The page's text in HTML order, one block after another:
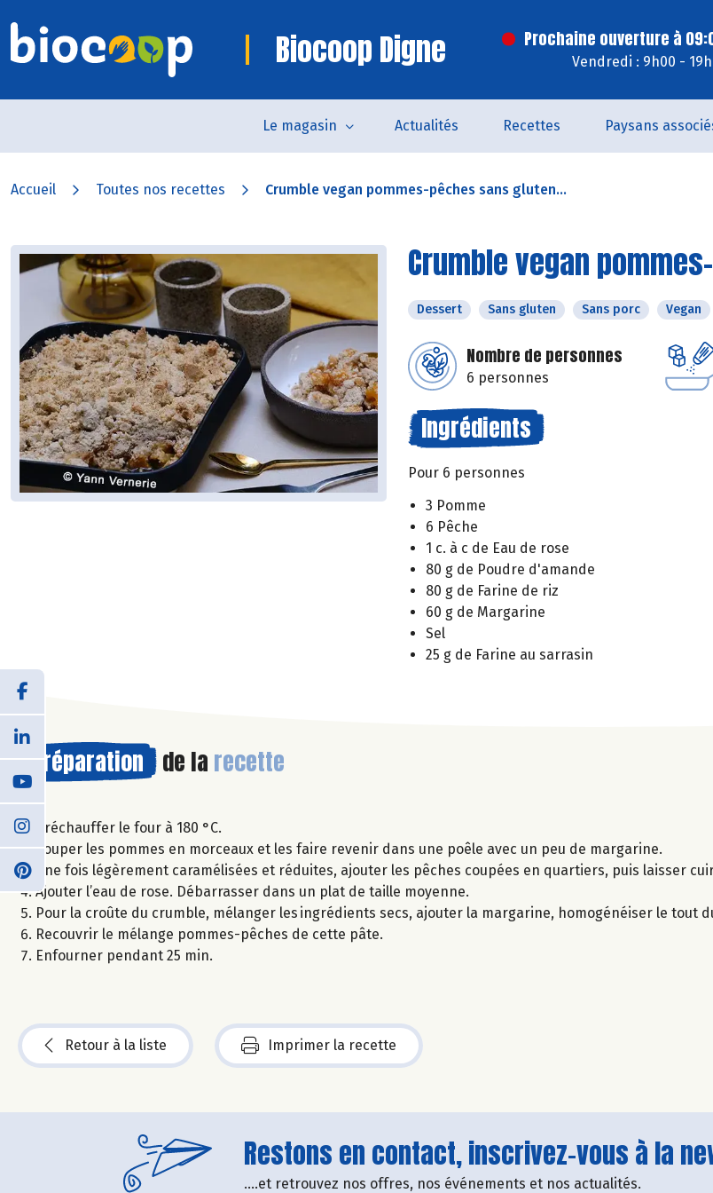
Biocoop Digne Prochaine ouverture à
Vendredi : 9h00 -
Le magasin Actualités Recettes Paysans
Accueil Toutes nos recettes Crumble vegan pommes-pêches sans gluten...
Crumble vegan
Dessert Sans gluten Sans porc Vegan
Nombre de personnes
6 personnes
Ingrédients
Pour 6 personnes
3 Pomme
6 Pêche
1 c. à c de Eau de rose
80 g de Poudre d'amande
80 g de Farine de riz
60 g de Margarine
Sel
25 g de Farine au sarrasin
Préparation de la recette
Préchauffer le four à 180 °C.
Couper les pommes en morceaux et les faire revenir dans une poêle avec un peu de margarine.
Une fois légèrement caramélisées et réduites, ajouter les pêches coupées en quartiers, puis laisser
Ajouter l’eau de rose. Débarrasser dans un plat de taille moyenne.
Pour la croûte du crumble, mélanger les ingrédients secs, ajouter la margarine, homogénéiser le tout
Recouvrir le mélange pommes-pêches de cette pâte.
Enfourner pendant 25 min.
Retour à la liste Imprimer la recette
Restons en contact, inscrivez-vous à la
....et retrouvez nos offres, nos événements et nos actualités.